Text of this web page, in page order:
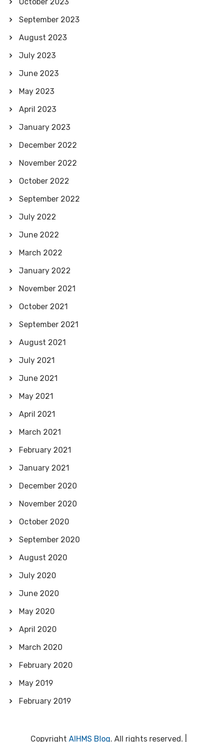
September 2023
August 2023
July 2023
June 2023
May 2023
April 2023
January 2023
December 2022
November 2022
October 2022
September 2022
July 2022
June 2022
March 2022
January 2022
November 2021
October 2021
September 2021
August 2021
July 2021
June 2021
May 2021
April 2021
March 2021
February 2021
January 2021
December 2020
November 2020
October 2020
September 2020
August 2020
July 2020
June 2020
May 2020
April 2020
March 2020
February 2020
May 2019
February 2019
Copyright AIHMS Blog. All rights reserved.